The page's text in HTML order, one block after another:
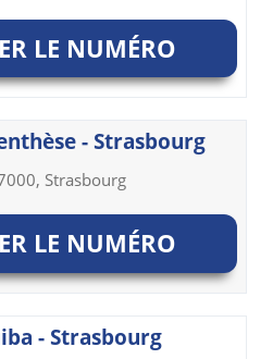
LE NUMÉRO
- Strasbourg
Strasbourg
LE NUMÉRO
- Strasbourg